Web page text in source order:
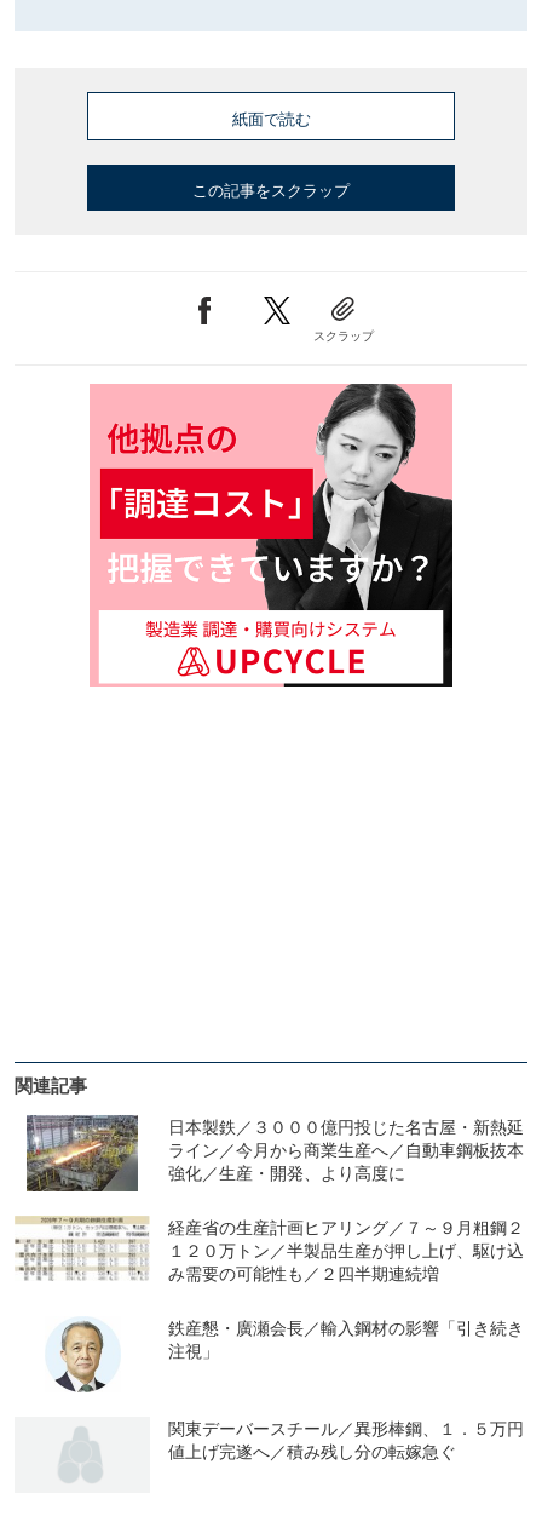
紙面で読む
この記事をスクラップ
スクラップ
関連記事
日本製鉄／３０００億円投じた名古屋・新熱延
ライン／今月から商業生産へ／自動車鋼板抜本
強化／生産・開発、より高度に
経産省の生産計画ヒアリング／７～９月粗鋼２
１２０万トン／半製品生産が押し上げ、駆け込
み需要の可能性も／２四半期連続増
鉄産懇・廣瀬会長／輸入鋼材の影響「引き続き
注視」
関東デーバースチール／異形棒鋼、１．５万円
値上げ完遂へ／積み残し分の転嫁急ぐ